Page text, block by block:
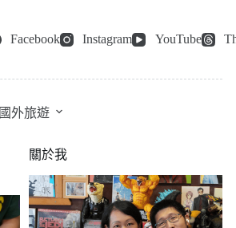
Facebook Instagram YouTube
國外旅遊
關於我